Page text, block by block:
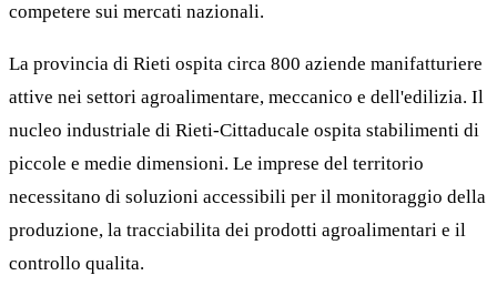
competere sui mercati nazionali.
La provincia di Rieti ospita circa 800 aziende manifatturiere
attive nei settori agroalimentare, meccanico e dell'edilizia. Il
nucleo industriale di Rieti-Cittaducale ospita stabilimenti di
piccole e medie dimensioni. Le imprese del territorio
necessitano di soluzioni accessibili per il monitoraggio della
produzione, la tracciabilita dei prodotti agroalimentari e il
controllo qualita.